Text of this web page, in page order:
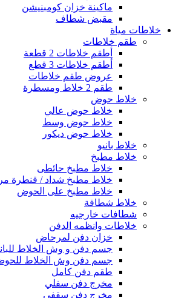
ماكينة خزان كومبنيشن
مقبض شطاف
خلاطات مياة
طقم خلاطات
أطقم خلاطات 2 قطعة
أطقم خلاطات 3 قطع
عروض طقم خلاطات
طقم 2 خلاط ومسطرة
خلاط حوض
خلاط حوض عالي
خلاط حوض وسط
خلاط حوض ديكور
خلاط بانيو
خلاط مطبخ
خلاط مطبخ حائطى
خلاط مطبخ شداد / قنطرة
خلاط مطبخ على الحوض
خلاط شطافة
شطافات خارجيه
خلاطات وانظمه الدفن
خزان دفن لمرحاض
جسم دفن و وش الخلاط
جسم دفن وش الخلاط
طقم دفن كامل
مخرج دفن سفلي
مخرج دفن سقفى